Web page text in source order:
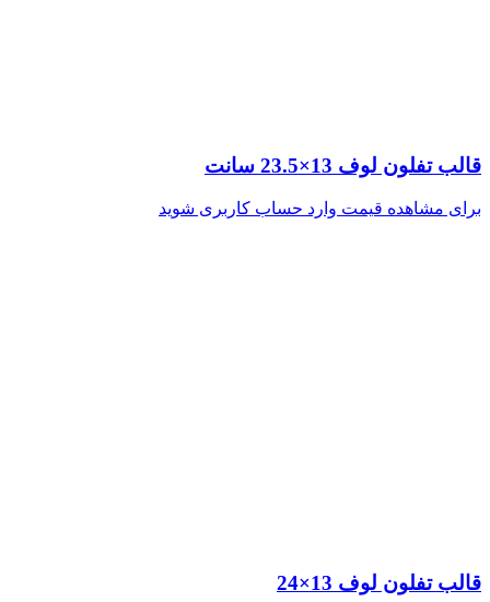
قالب تفلون لوف 13×23.5 سانت
برای مشاهده قیمت وارد حساب کاربری شوید
قالب تفلون لوف 13×24